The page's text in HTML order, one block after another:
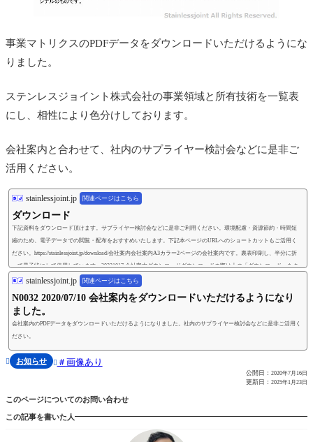
事業マトリクスのPDFデータをダウンロードいただけるようにな
りました。
ステンレスジョイント株式会社の事業領域と所有技術を一覧表
にし、相性により色分けしております。
会社案内と合わせて、社内のサプライヤー検討会などに是非ご
活用ください。
stainlessjoint.jp 関連ページはこちら
ダウンロード
下記資料をダウンロード頂けます。サプライヤー検討会などに是非ご利用ください。環境配慮・資源節約・時間短
縮のため、電子データでの閲覧・配布をおすすめいたします。下記本ページのURLへのショートカットもご活用く
ださい。https://stainlessjoint.jp/download/会社案内会社案内A3カラー2ページの会社案内です。裏表印刷し、半分に折
って冊子状にして使用しています。20221017 会社案内ダウンロードダウンロードの際は上の「ダウンロード」をク
リックしてください。事業マトリクスステンレスジョイント株式会社の事業領域を縦軸に...
stainlessjoint.jp 関連ページはこちら
N0032 2020/07/10 会社案内をダウンロードいただけるようになり
ました。
会社案内のPDFデータをダウンロードいただけるようになりました。社内のサプライヤー検討会などに是非ご活用く
ださい。
 お知らせ  画像あり
公開日： 2020年7月16日
更新日： 2025年1月23日
このページについてのお問い合わせ
この記事を書いた人